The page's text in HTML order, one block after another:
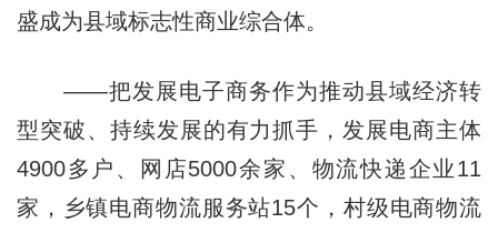
盛成为县域标志性商业综合体。
——把发展电子商务作为推动县域经济转
型突破、持续发展的有力抓手，发展电商主体
4900多户、网店5000余家、物流快递企业11
家，乡镇电商物流服务站15个，村级电商物流